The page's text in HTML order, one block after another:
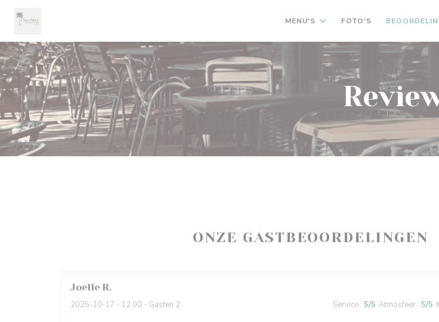
MENU'S FOTO'S
ONZE GASTBEOORDELINGEN
Joelle R
2025-10-17 - 12:00 - Gasten 2 Service : 5/5 Atmosfeer : 5/5